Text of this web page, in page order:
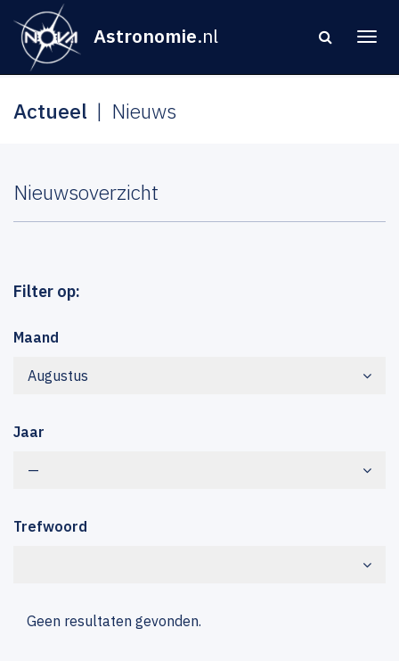
Astronomie.nl
Actueel Nieuws
Nieuwsoverzicht
Filter op:
Maand
Augustus
Jaar
—
Trefwoord
Geen resultaten gevonden.